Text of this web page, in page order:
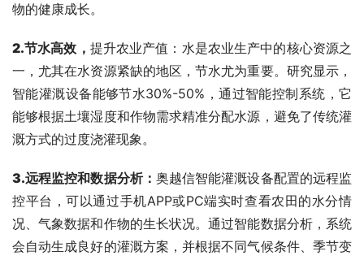
物的健康成长。
2.节水高效， 提升农业产值：水是农业生产中的核心资源之
一，尤其在水资源紧缺的地区，节水尤为重要。研究显示，
智能灌溉设备能够节水30%-50%，通过智能控制系统，它
能够根据土壤湿度和作物需求精准分配水源，避免了传统灌
溉方式的过度浇灌现象。
3.远程监控和数据分析： 奥越信智能灌溉设备配置的远程监
控平台，可以通过手机APP或PC端实时查看农田的水分情
况、气象数据和作物的生长状况。通过智能数据分析，系统
会自动生成良好的灌溉方案，并根据不同气候条件、季节变